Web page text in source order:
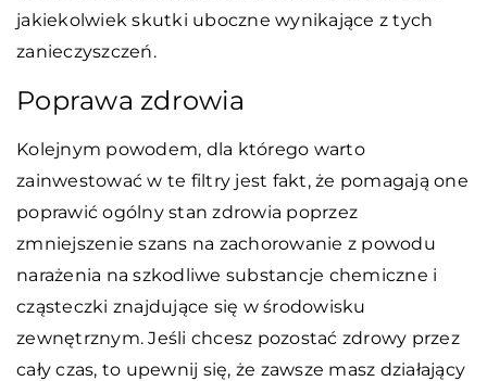
jakiekolwiek skutki uboczne wynikające z tych
zanieczyszczeń.
Poprawa zdrowia
Kolejnym powodem, dla którego warto
zainwestować w te filtry jest fakt, że pomagają one
poprawić ogólny stan zdrowia poprzez
zmniejszenie szans na zachorowanie z powodu
narażenia na szkodliwe substancje chemiczne i
cząsteczki znajdujące się w środowisku
zewnętrznym. Jeśli chcesz pozostać zdrowy przez
cały czas, to upewnij się, że zawsze masz działający